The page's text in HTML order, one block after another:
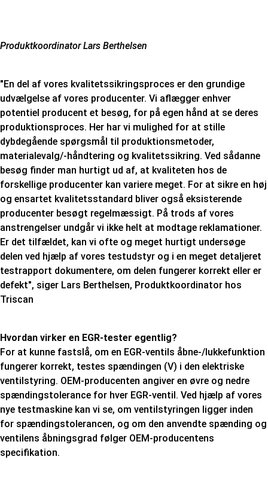
Produktkoordinator Lars Berthelsen
"En del af vores kvalitetssikringsproces er den grundige
udvælgelse af vores producenter. Vi aflægger enhver
potentiel producent et besøg, for på egen hånd at se deres
produktionsproces. Her har vi mulighed for at stille
dybdegående spørgsmål til produktionsmetoder,
materialevalg/-håndtering og kvalitetssikring. Ved sådanne
besøg finder man hurtigt ud af, at kvaliteten hos de
forskellige producenter kan variere meget. For at sikre en høj
og ensartet kvalitetsstandard bliver også eksisterende
producenter besøgt regelmæssigt. På trods af vores
anstrengelser undgår vi ikke helt at modtage reklamationer.
Er det tilfældet, kan vi ofte og meget hurtigt undersøge
delen ved hjælp af vores testudstyr og i en meget detaljeret
testrapport dokumentere, om delen fungerer korrekt eller er
defekt", siger Lars Berthelsen, Produktkoordinator hos
Triscan
Hvordan virker en EGR-tester egentlig?
For at kunne fastslå, om en EGR-ventils åbne-/lukkefunktion
fungerer korrekt, testes spændingen (V) i den elektriske
ventilstyring. OEM-producenten angiver en øvre og nedre
spændingstolerance for hver EGR-ventil. Ved hjælp af vores
nye testmaskine kan vi se, om ventilstyringen ligger inden
for spændingstolerancen, og om den anvendte spænding og
ventilens åbningsgrad følger OEM-producentens
specifikation.